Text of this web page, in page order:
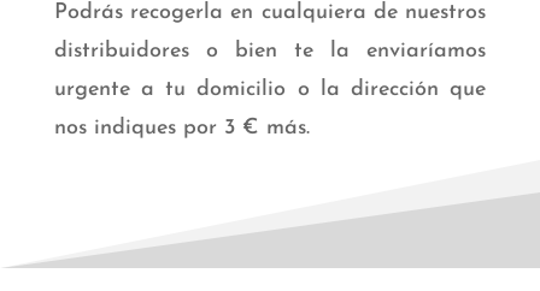
Podrás recogerla en cualquiera de nuestros
distribuidores o bien te la enviaríamos
urgente a tu domicilio o la dirección que
nos indiques por 3 € más.